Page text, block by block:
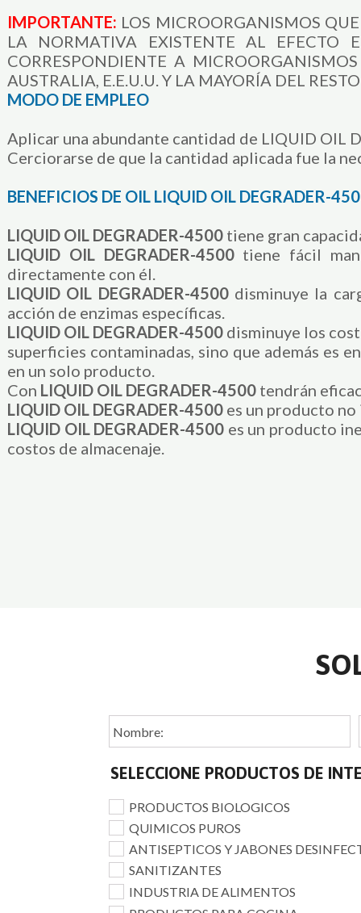
SELECCIONE PRODUCTOS DE
IMPORTANTE: LOS MICROORGANISMOS
LA NORMATIVA EXISTENTE AL
CORRESPONDIENTE A
AUSTRALIA, E.E.U.U. Y LA MAYORÍA DEL
MODO DE EMPLEO
Aplicar una abundante cantidad de LIQUID OIL
Cerciorarse de que la cantidad aplicada fue la
BENEFICIOS DE OIL LIQUID OIL DEGRADER-
LIQUID OIL DEGRADER-4500 tiene gran
LIQUID OIL DEGRADER-4500 tiene fácil
directamente con él.
LIQUID OIL DEGRADER-4500disminuye la
acción de enzimas específicas.
LIQUID OIL DEGRADER-4500 disminuye los
superficies contaminadas, sino que además es
en un solo producto.
Con LIQUID OIL DEGRADER-4500 tendrán
LIQUID OIL DEGRADER-4500 es un producto
LIQUID OIL DEGRADER-4500 es un producto
costos de almacenaje.
PRODUCTOS BIOLOGICOS
QUIMICOS PUROS
ANTISEPTICOS Y JABONES
SANITIZANTES
INDUSTRIA DE ALIMENTOS